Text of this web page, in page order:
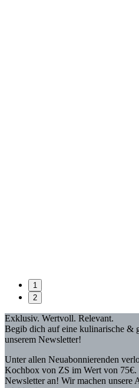
1
2
Exklusiv. Wertvoll. Relevant.
Begib dich auf eine kulinarische &
unserem Newsletter!
Unter allen Neuabonnierenden
Kochbox von ZS im Wert von 75€.
Newsletter an! Wir machen unsere